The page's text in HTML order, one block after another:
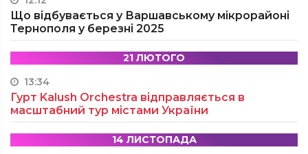
Що відбувається у Варшавському мікрорайоні
Тернополя у березні 2025
21 ЛЮТОГО
13:34
Гурт Kalush Orchestra відправляється в
масштабний тур містами України
14 ЛИСТОПАДА